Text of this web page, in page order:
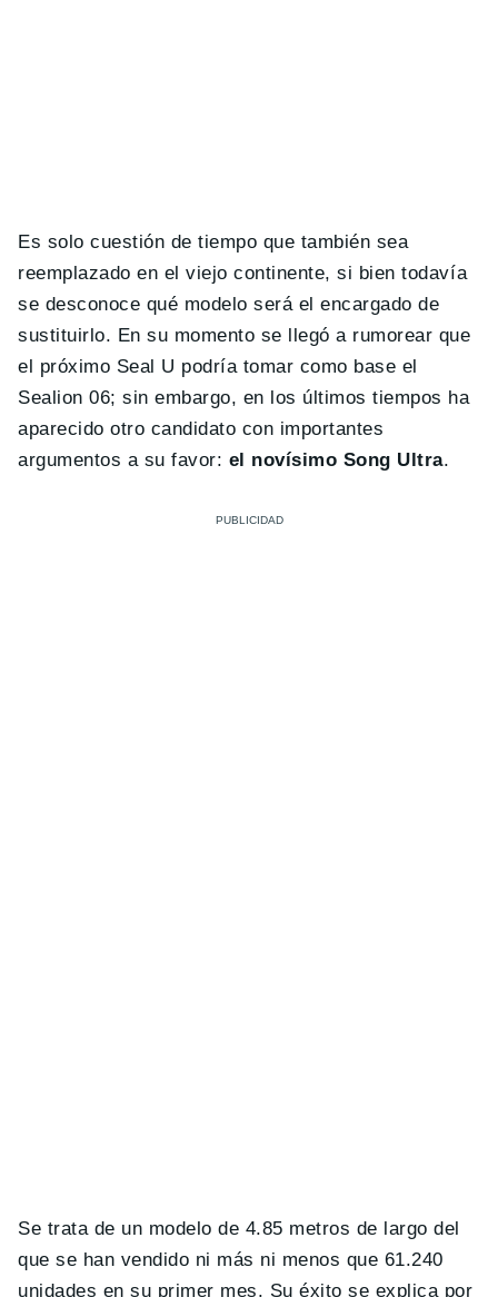
Es solo cuestión de tiempo que también sea
reemplazado en el viejo continente, si bien todavía
se desconoce qué modelo será el encargado de
sustituirlo. En su momento se llegó a rumorear que
el próximo Seal U podría tomar como base el
Sealion 06; sin embargo, en los últimos tiempos ha
aparecido otro candidato con importantes
argumentos a su favor: el novísimo Song Ultra.
Se trata de un modelo de 4.85 metros de largo del
que se han vendido ni más ni menos que 61.240
unidades en su primer mes. Su éxito se explica por